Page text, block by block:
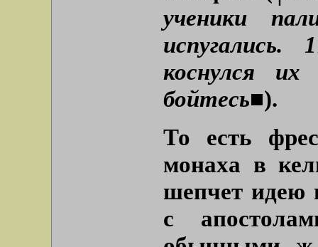
ученики
коснулся
бойтесь■).
То есть
монаха в
шепчет идею
с